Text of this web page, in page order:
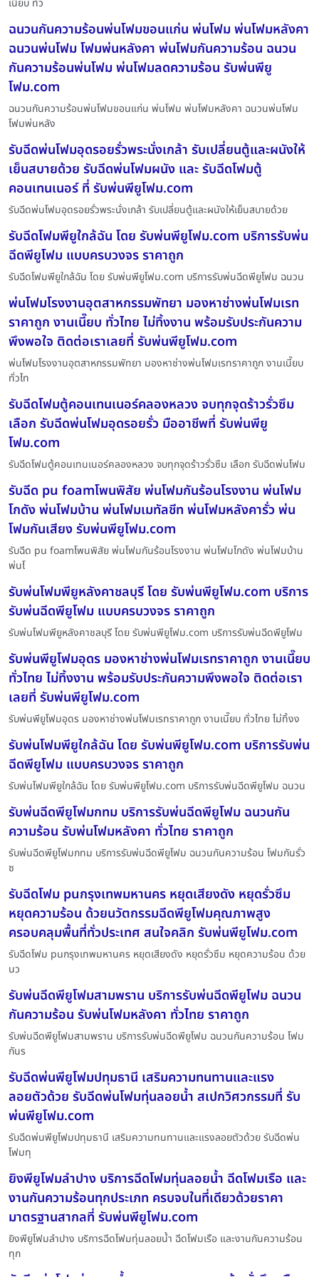
ฉนวนกันความร้อนพ่นโฟมขอนแก่น พ่นโฟม พ่นโฟมหลังคา
ฉนวนพ่นโฟม โฟมพ่นหลังคา พ่นโฟมกันความร้อน ฉนวน
กันความร้อนพ่นโฟม พ่นโฟมลดความร้อน รับพ่นพียู
โฟม.com
ฉนวนกันความร้อนพ่นโฟมขอนแก่น พ่นโฟม พ่นโฟมหลังคา ฉนวนพ่นโฟม
โฟมพ่นหลัง
รับฉีดพ่นโฟมอุดรอยรั่วพระนั่งเกล้า รับเปลี่ยนตู้และผนังให้
เย็นสบายด้วย รับฉีดพ่นโฟมผนัง และ รับฉีดโฟมตู้
คอนเทนเนอร์ ที่ รับพ่นพียูโฟม.com
รับฉีดพ่นโฟมอุดรอยรั่วพระนั่งเกล้า รับเปลี่ยนตู้และผนังให้เย็นสบายด้วย
รับฉีดโฟมพียูใกล้ฉัน โดย รับพ่นพียูโฟม.com บริการรับพ่น
ฉีดพียูโฟม แบบครบวงจร ราคาถูก
รับฉีดโฟมพียูใกล้ฉัน โดย รับพ่นพียูโฟม.com บริการรับพ่นฉีดพียูโฟม ฉนวน
พ่นโฟมโรงงานอุตสาหกรรมพัทยา มองหาช่างพ่นโฟมเรท
ราคาถูก งานเนี๊ยบ ทั่วไทย ไม่ทิ้งงาน พร้อมรับประกันความ
พึงพอใจ ติดต่อเราเลยที่ รับพ่นพียูโฟม.com
พ่นโฟมโรงงานอุตสาหกรรมพัทยา มองหาช่างพ่นโฟมเรทราคาถูก งานเนี๊ยบ
ทั่วไท
รับฉีดโฟมตู้คอนเทนเนอร์คลองหลวง จบทุกจุดร้าวรั่วซึม
เลือก รับฉีดพ่นโฟมอุดรอยรั่ว มืออาชีพที่ รับพ่นพียู
โฟม.com
รับฉีดโฟมตู้คอนเทนเนอร์คลองหลวง จบทุกจุดร้าวรั่วซึม เลือก รับฉีดพ่นโฟม
รับฉีด pu foamโพนพิสัย พ่นโฟมกันร้อนโรงงาน พ่นโฟม
โกดัง พ่นโฟมบ้าน พ่นโฟมเมทัลชีท พ่นโฟมหลังคารั่ว พ่น
โฟมกันเสียง รับพ่นพียูโฟม.com
รับฉีด pu foamโพนพิสัย พ่นโฟมกันร้อนโรงงาน พ่นโฟมโกดัง พ่นโฟมบ้าน
พ่นโ
รับพ่นโฟมพียูหลังคาชลบุรี โดย รับพ่นพียูโฟม.com บริการ
รับพ่นฉีดพียูโฟม แบบครบวงจร ราคาถูก
รับพ่นโฟมพียูหลังคาชลบุรี โดย รับพ่นพียูโฟม.com บริการรับพ่นฉีดพียูโฟม
รับพ่นพียูโฟมอุดร มองหาช่างพ่นโฟมเรทราคาถูก งานเนี๊ยบ
ทั่วไทย ไม่ทิ้งงาน พร้อมรับประกันความพึงพอใจ ติดต่อเรา
เลยที่ รับพ่นพียูโฟม.com
รับพ่นพียูโฟมอุดร มองหาช่างพ่นโฟมเรทราคาถูก งานเนี๊ยบ ทั่วไทย ไม่ทิ้งง
รับพ่นโฟมพียูใกล้ฉัน โดย รับพ่นพียูโฟม.com บริการรับพ่น
ฉีดพียูโฟม แบบครบวงจร ราคาถูก
รับพ่นโฟมพียูใกล้ฉัน โดย รับพ่นพียูโฟม.com บริการรับพ่นฉีดพียูโฟม ฉนวน
รับพ่นฉีดพียูโฟมกทม บริการรับพ่นฉีดพียูโฟม ฉนวนกัน
ความร้อน รับพ่นโฟมหลังคา ทั่วไทย ราคาถูก
รับพ่นฉีดพียูโฟมกทม บริการรับพ่นฉีดพียูโฟม ฉนวนกันความร้อน โฟมกันรั่ว
ซ
รับฉีดโฟม puกรุงเทพมหานคร หยุดเสียงดัง หยุดรั่วซึม
หยุดความร้อน ด้วยนวัตกรรมฉีดพียูโฟมคุณภาพสูง
ครอบคลุมพื้นที่ทั่วประเทศ สนใจคลิก รับพ่นพียูโฟม.com
รับฉีดโฟม puกรุงเทพมหานคร หยุดเสียงดัง หยุดรั่วซึม หยุดความร้อน ด้วย
นว
รับพ่นฉีดพียูโฟมสามพราน บริการรับพ่นฉีดพียูโฟม ฉนวน
กันความร้อน รับพ่นโฟมหลังคา ทั่วไทย ราคาถูก
รับพ่นฉีดพียูโฟมสามพราน บริการรับพ่นฉีดพียูโฟม ฉนวนกันความร้อน โฟม
กันร
รับฉีดพ่นพียูโฟมปทุมธานี เสริมความทนทานและแรง
ลอยตัวด้วย รับฉีดพ่นโฟมทุ่นลอยน้ำ สเปกวิศวกรรมที่ รับ
พ่นพียูโฟม.com
รับฉีดพ่นพียูโฟมปทุมธานี เสริมความทนทานและแรงลอยตัวด้วย รับฉีดพ่น
โฟมทุ
ยิงพียูโฟมลำปาง บริการฉีดโฟมทุ่นลอยน้ำ ฉีดโฟมเรือ และ
งานกันความร้อนทุกประเภท ครบจบในที่เดียวด้วยราคา
มาตรฐานสากลที่ รับพ่นพียูโฟม.com
ยิงพียูโฟมลำปาง บริการฉีดโฟมทุ่นลอยน้ำ ฉีดโฟมเรือ และงานกันความร้อน
ทุก